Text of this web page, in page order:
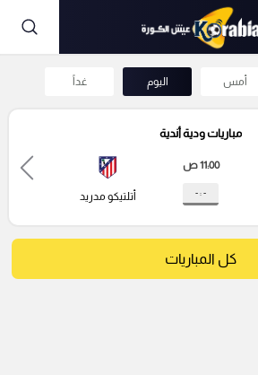
أمس اليوم غداً
مباريات ودية أندية
11:00 ص
- : - أتلتيكو مدريد
كل المباريات